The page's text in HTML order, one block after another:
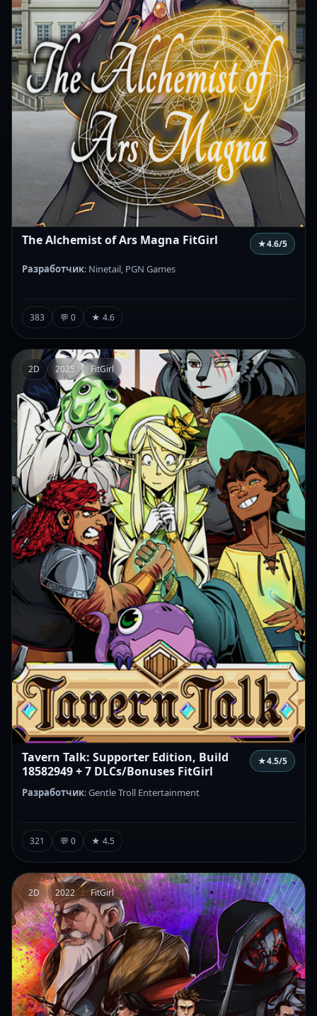
The Alchemist of Ars Magna FitGirl ★4.6/5
Разработчик: Ninetail, PGN Games
383 💬 0 ★ 4.6
2D 2025 FitGirl
Tavern Talk: Supporter Edition, Build
18582949 + 7 DLCs/Bonuses FitGirl
★4.5/5
Разработчик: Gentle Troll Entertainment
321 💬 0 ★ 4.5
2D 2022 FitGirl